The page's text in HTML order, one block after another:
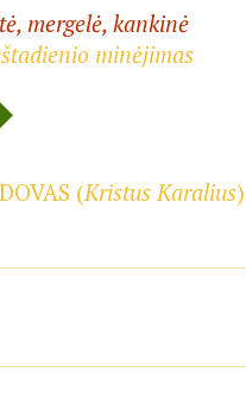
mergelė, kankinė
minėjimas
(Kristus Karalius)